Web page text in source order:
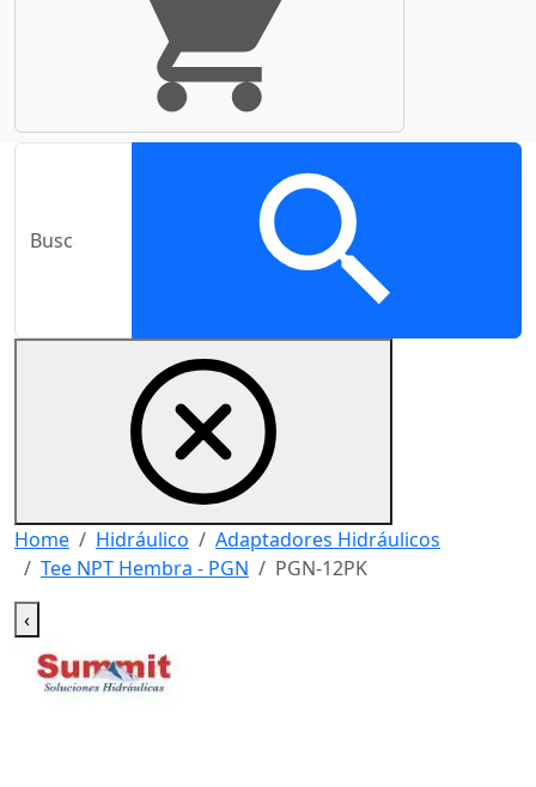
Home Hidráulico
Adaptadores Hidráulicos
Tee NPT Hembra - PGN
PGN-12PK
‹